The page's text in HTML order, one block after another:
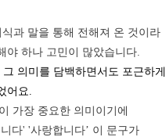
과 말을 통해 전해져 온 것이라
야 하나 고민이 많았습니다.
의미를 담백하면서도 포근하게
어요.
가장 중요한 의미이기에
다' '사랑합니다’ 이 문구가